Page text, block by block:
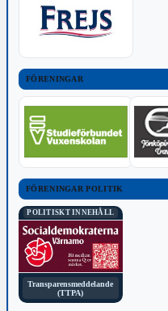
FÖRENINGAR
FÖRENINGAR POLITIK
POLITISKT INNEHÅLL
Transparensmeddelande
(TTPA)